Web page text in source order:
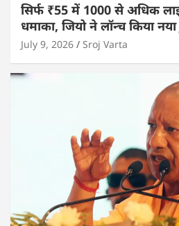
सिर्फ ₹55 में 1000 से अधिक
धमाका, जियो ने लॉन्च किया
July 9, 2026 Sroj Varta